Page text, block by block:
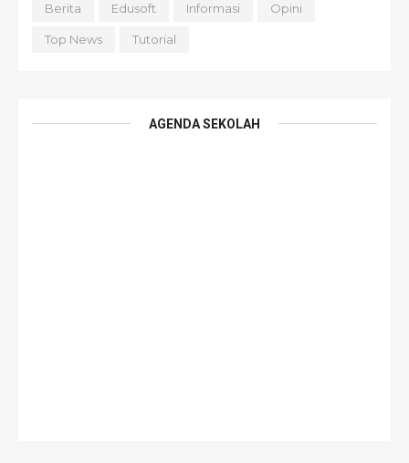
Berita Edusoft Informasi Opini
Top News Tutorial
AGENDA SEKOLAH